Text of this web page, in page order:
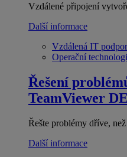
Vzdálené připojení
Další informace
Vzdálená IT
Operační
Řešení
TeamViewer
Řešte problémy dříve,
Další informace